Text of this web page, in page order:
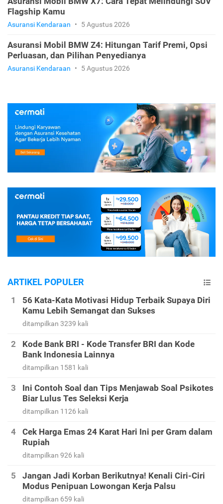
Flagship Kamu
Asuransi Kendaraan • 5 Agustus 2026
Asuransi Mobil BMW Z4: Hitungan Tarif Premi, Opsi
Perluasan, dan Pilihan Penyedianya
Asuransi Kendaraan • 5 Agustus 2026
ARTIKEL POPULER
56 Kata-Kata Motivasi Hidup Terbaik Supaya Diri
Kamu Lebih Semangat dan Sukses
ditampilkan 3239 kali
Kode Bank BRI - Kode Transfer BRI dan Kode
Bank Indonesia Lainnya
ditampilkan 1581 kali
Ini Contoh Soal dan Tips Menjawab Soal Psikotes
Biar Lulus Tes Seleksi Kerja
ditampilkan 1126 kali
Cek Harga Emas 24 Karat Hari Ini per Gram dalam
Rupiah
ditampilkan 926 kali
Jangan Jadi Korban Berikutnya! Kenali Ciri-Ciri
Modus Penipuan Lowongan Kerja Palsu
ditampilkan 659 kali